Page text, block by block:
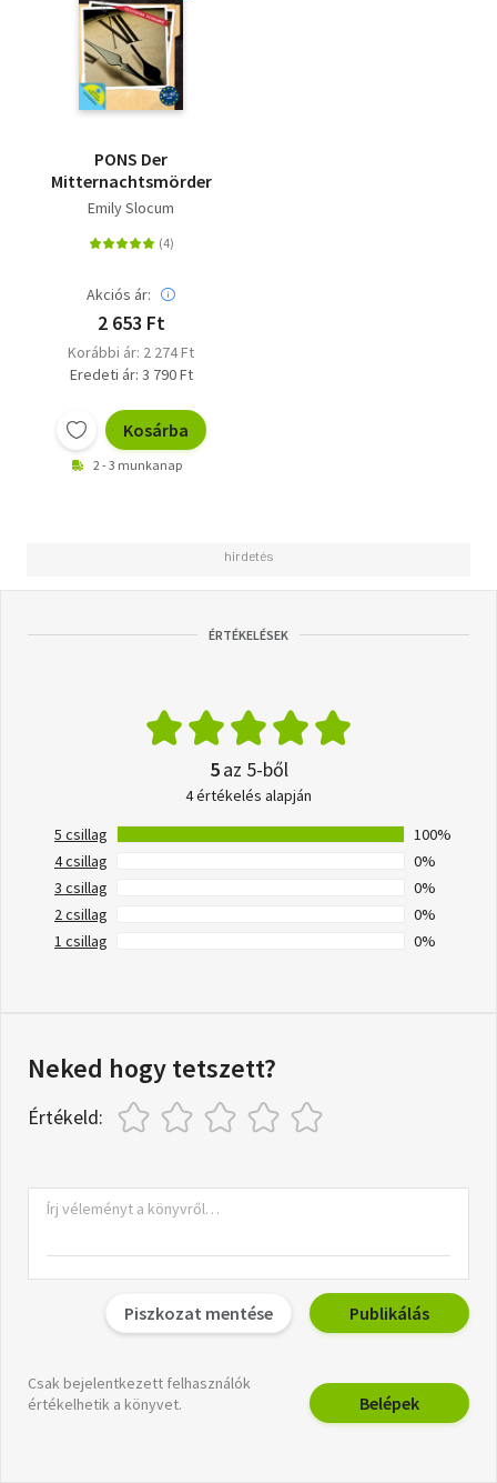
PONS Der
Mitternachtsmörder
Emily Slocum
Akciós ár:
2 653 Ft
Korábbi ár: 2 274 Ft
Eredeti ár: 3 790 Ft
Kosárba
2 - 3 munkanap
ÉRTÉKELÉSEK
5az 5-ből
4 értékelés alapján
5 csillag
100%
4 csillag
0%
3 csillag
0%
2 csillag
0%
1 csillag
0%
Neked hogy tetszett?
Értékeld:
Piszkozat mentése Publikálás
Csak bejelentkezett felhasználók
értékelhetik a könyvet.
Belépek